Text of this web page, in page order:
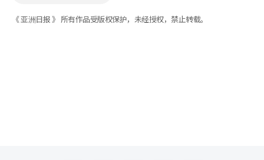
《 亚洲日报 》 所有作品受版权保护，未经授权，禁止转载。